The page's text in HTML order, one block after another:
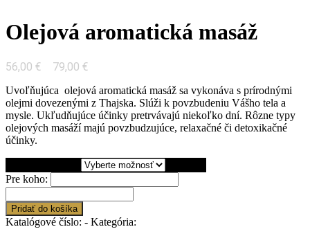
Olejová aromatická masáž
56,00 € 79,00 €
56,00 €
through
79,00 €
Uvoľňujúca olejová aromatická masáž sa vykonáva s prírodnými
olejmi dovezenými z Thajska. Slúži k povzbudeniu Vášho tela a
mysle. Ukľudňujúce účinky pretrvávajú niekoľko dní. Rôzne typy
olejových masáží majú povzbudzujúce, relaxačné či detoxikačné
účinky.
Pre koho:
Olejová
aromatická
masáž
Pridať do košíka
Katalógové číslo: - Kategória: